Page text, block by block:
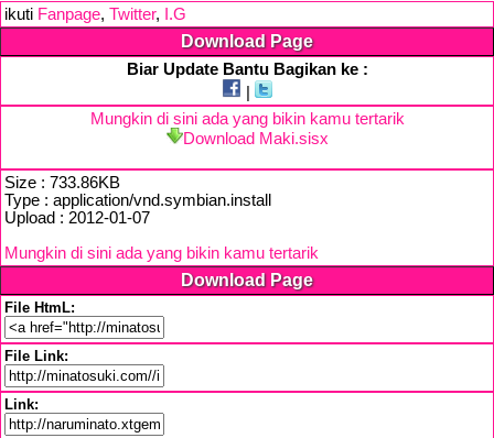
ikuti Fanpage, Twitter, I.G
Download Page
Biar Update Bantu Bagikan ke :
Mungkin di sini ada yang bikin kamu tertarik
Download Maki.sisx
Size : 733.86KB
Type : application/vnd.symbian.install
Upload : 2012-01-07
Mungkin di sini ada yang bikin kamu tertarik
Download Page
File HtmL:
File Link:
Link: